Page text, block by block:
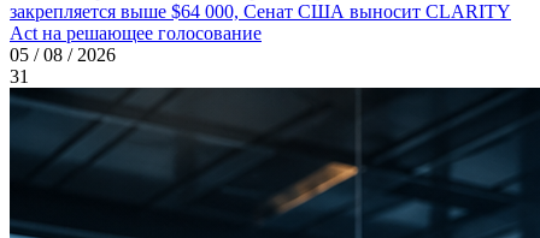
закрепляется выше $64 000, Сенат США выносит CLARITY
Act на решающее голосование
05 / 08 / 2026
31